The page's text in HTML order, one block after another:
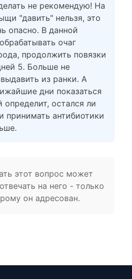
не рекомендую! На
"давить" нельзя, это
опасно. В данной
очаг
продолжить повязки
5. Больше не
из ранки. А
дни показаться
определит, остался ли
принимать антибиотики
этот вопрос может
на него - только
он адресован.